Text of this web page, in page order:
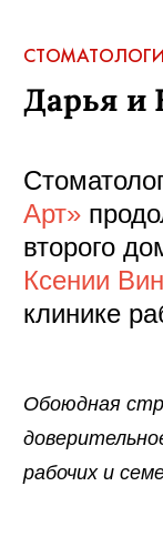
Дарья и
Арт»
второго
Ксении
клинике
Обоюдная
рабочих и